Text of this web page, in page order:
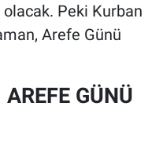
Peki Kurban
Arefe Günü
GÜNÜ